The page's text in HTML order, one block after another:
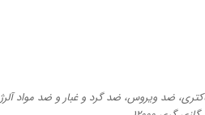
ضد ویروس، ضد گرد و غبار و ضد مواد